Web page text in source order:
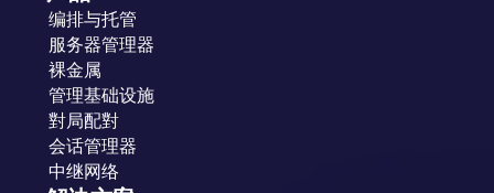
编排与托管
服务器管理器
裸金属
管理基础设施
對局配對
会话管理器
中继网络